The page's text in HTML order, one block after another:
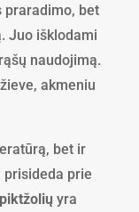
praradimo, bet
Juo išklodami
naudojimą.
akmeniu
bet ir
prisideda prie
yra